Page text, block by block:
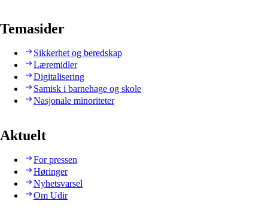
Temasider
Sikkerhet og beredskap
Læremidler
Digitalisering
Samisk i barnehage og skole
Nasjonale minoriteter
Aktuelt
For pressen
Høringer
Nyhetsvarsel
Om Udir